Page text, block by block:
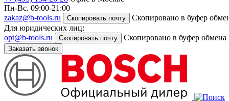
Пн-Вс. 09:00-21:00
zakaz@b-tools.ru
Скопировать почту
Скопировано в буфер
Для юридических лиц:
opt@b-tools.ru
Скопировать почту Скопировано в буфер обмена
Заказать звонок